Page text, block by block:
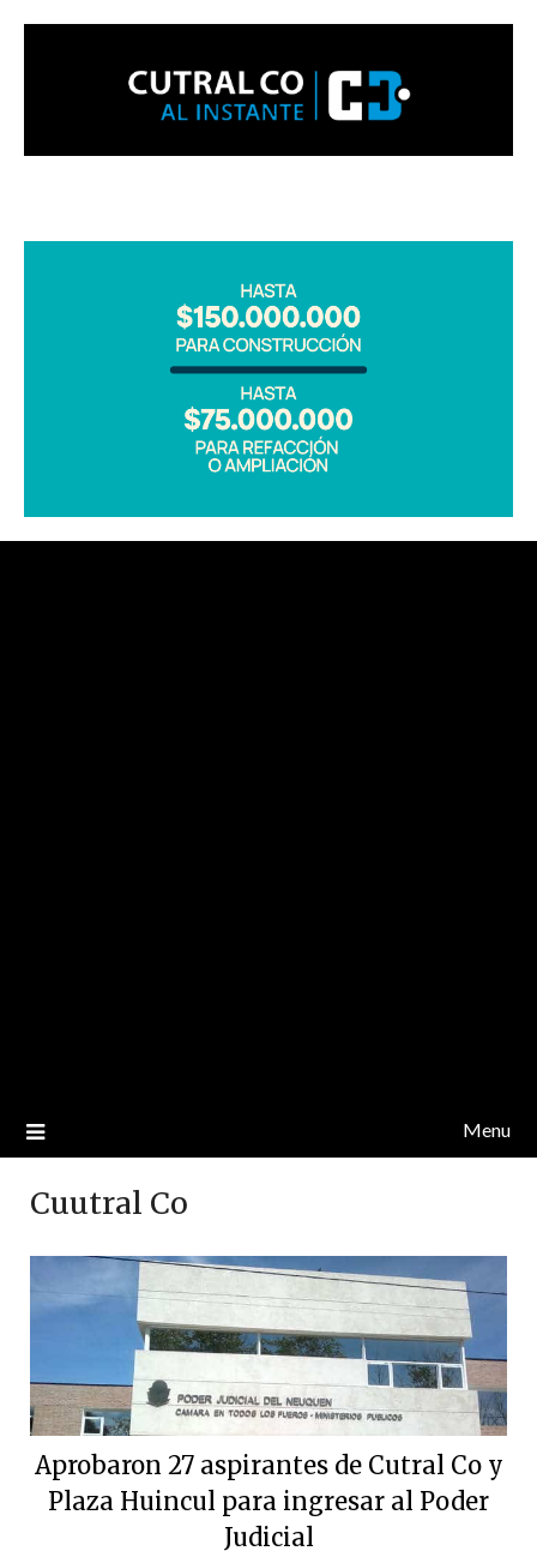
Menu
Cuutral Co
Aprobaron 27 aspirantes de Cutral Co y
Plaza Huincul para ingresar al Poder
Judicial